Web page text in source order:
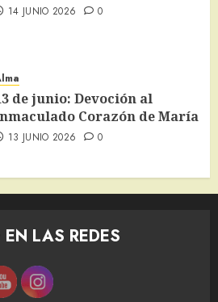
14 JUNIO 2026 0
de junio: Devoción al
Corazón de María
13 JUNIO 2026 0
LAS REDES